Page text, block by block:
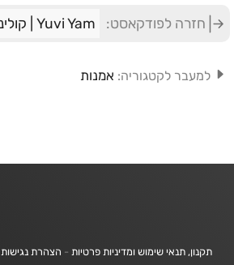
חזרה לפודקאסט: Yuvi Yam | קולינריה בישראל
למעבר לקטגוריה: אמנות
תקנון, תנאי שימוש ומדיניות פרטיות - הצהרת נגישות